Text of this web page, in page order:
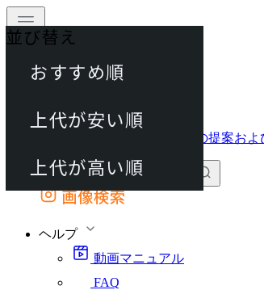
動画マニュアル
外部サイトの商品をカートに追加
画像検索
ヘルプ
動画マニュアル
FAQ
40件
並び替え
おすすめ順
上代が安い順
上代が高い順